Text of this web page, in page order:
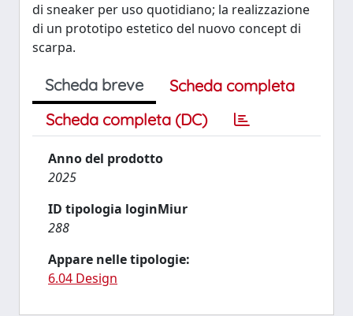
di sneaker per uso quotidiano; la realizzazione
di un prototipo estetico del nuovo concept di
scarpa.
Scheda breve
Scheda completa
Scheda completa (DC)
Anno del prodotto
2025
ID tipologia loginMiur
288
Appare nelle tipologie:
6.04 Design